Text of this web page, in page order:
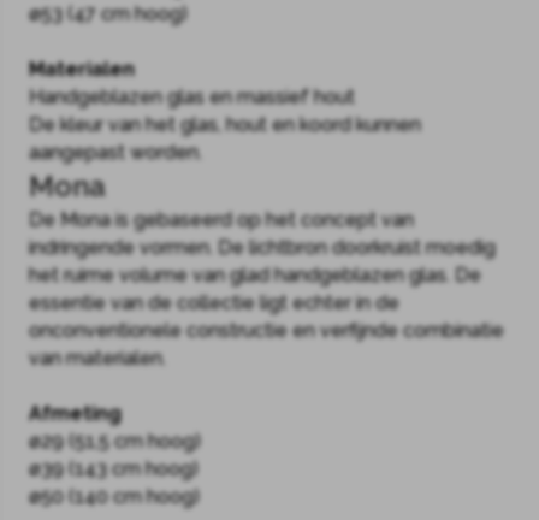
ø53 (47 cm hoog)
Materialen
Handgeblazen glas en massief hout
De kleur van het glas, hout en koord kunnen
aangepast worden.
Mona
De Mona is gebaseerd op het concept van
indringende vormen. De lichtbron doorkruist moedig
het ruime volume van glad handgeblazen glas. De
essentie van de collectie ligt echter in de
onconventionele constructie en verfijnde combinatie
van materialen.
Afmeting
ø29 (51,5 cm hoog)
ø39 (143 cm hoog)
ø50 (140 cm hoog)